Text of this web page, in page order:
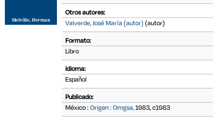
Otros autores:
Valverde, José María (autor) (autor)
Formato:
Libro
Idioma:
Español
Publicado:
México :Origen : Omgsa,1983, c1983